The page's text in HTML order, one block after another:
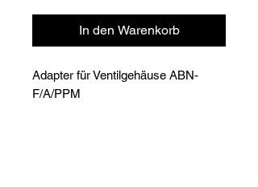
In den Warenkorb
Adapter für Ventilgehäuse ABN-
F/A/PPM